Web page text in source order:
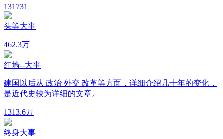
131731
头等大事
462.3万
红墙--大事
建国以后从 政治 外交 改革等方面，详细介绍几十年的变化，
是近代史较为详细的文章。
1313.6万
终身大事